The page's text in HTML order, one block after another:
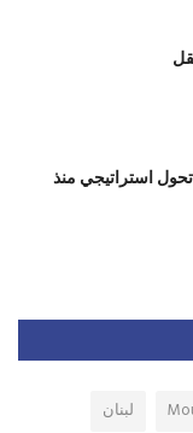
استراتيجي منذ
لبنان